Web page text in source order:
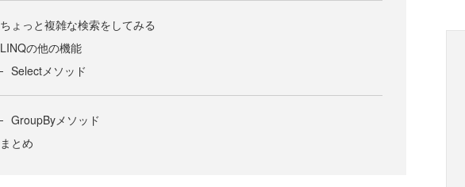
ちょっと複雑な検索をしてみる
LINQの他の機能
Selectメソッド
GroupByメソッド
まとめ